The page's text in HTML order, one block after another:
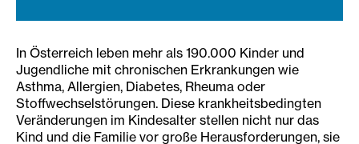
In Österreich leben mehr als 190.000 Kinder und
Jugendliche mit chronischen Erkrankungen wie
Asthma, Allergien, Diabetes, Rheuma oder
Stoffwechselstörungen. Diese krankheitsbedingten
Veränderungen im Kindesalter stellen nicht nur das
Kind und die Familie vor große Herausforderungen, sie